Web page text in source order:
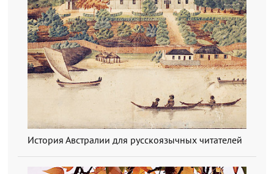
История Австралии для русскоязычных читателей